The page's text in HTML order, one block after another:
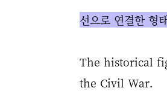
선으로 연결한 형
The historical
the Civil War.